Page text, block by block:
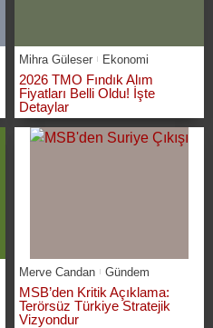
Mihra Güleser Ekonomi
2026 TMO Fındık Alım
Fiyatları Belli Oldu! İşte
Detaylar
Merve Candan Gündem
MSB’den Kritik Açıklama:
Terörsüz Türkiye Stratejik
Vizyondur